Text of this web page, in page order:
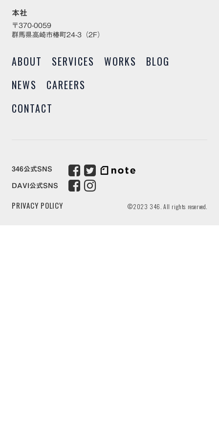
本社
〒370-0059
群馬県高崎市椿町24-3（2F）
ABOUT SERVICES WORKS
BLOG
NEWS
CAREERS
CONTACT
346公式SNS
DAVI公式SNS
PRIVACY POLICY ©2023 346. All rights reserved.